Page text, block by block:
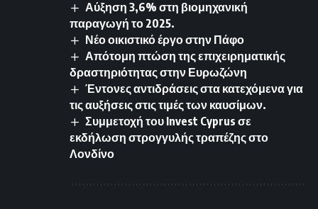
Αύξηση 3,6% στη βιομηχανική
παραγωγή το 2025.
Νέο οικιστικό έργο στην Πάφο
Απότομη πτώση της επιχειρηματικής
δραστηριότητας στην Ευρωζώνη
Έντονες αντιδράσεις στα κατεχόμενα για
τις αυξήσεις στις τιμές των καυσίμων.
Συμμετοχή του Invest Cyprus σε
εκδήλωση στρογγυλής τραπέζης στο
Λονδίνο